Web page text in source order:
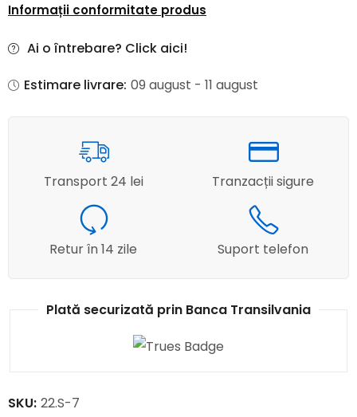
Informații conformitate produs
Ai o întrebare? Click aici!
Estimare livrare: 09 august - 11 august
Transport 24 lei Tranzacții sigure
Retur în 14 zile Suport telefon
Plată securizată prin Banca Transilvania
SKU: 22.S-7